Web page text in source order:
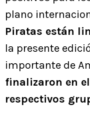
plano
Piratas están
la presente
importante de
finalizaron en
respectivos